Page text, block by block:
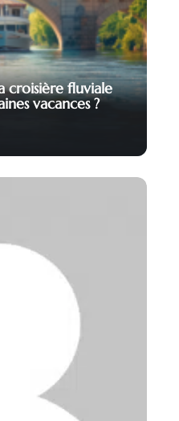
croisière fluviale
vacances ?